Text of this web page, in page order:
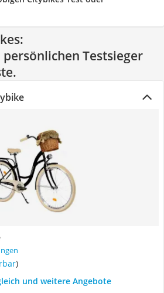
Testsieger
)
und weitere Angebote